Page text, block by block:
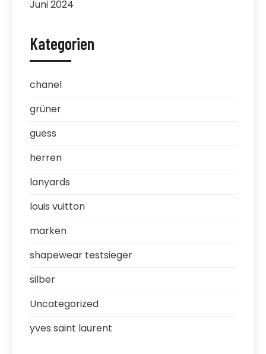
Juni 2024
Kategorien
chanel
grüner
guess
herren
lanyards
louis vuitton
marken
shapewear testsieger
silber
Uncategorized
yves saint laurent